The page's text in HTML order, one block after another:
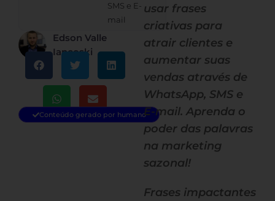
SMS e E-
mail
Edson Valle
Iancoski
Conteúdo gerado por humano
usar frases
criativas para
atrair clientes e
aumentar suas
vendas através de
WhatsApp, SMS e
E-mail. Aprenda o
poder das palavras
na marketing
sazonal!
Frases impactantes